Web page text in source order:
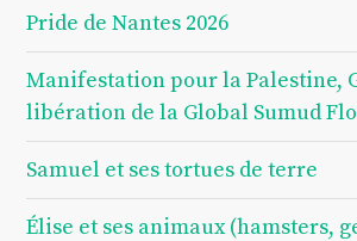
Pride de Nantes 2026
Manifestation pour la Palestine,
libération de la Global Sumud
Samuel et ses tortues de terre
Élise et ses animaux (hamsters,